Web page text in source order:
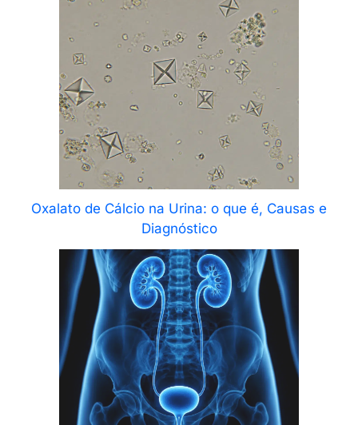
Oxalato de Cálcio na Urina: o que é, Causas e
Diagnóstico